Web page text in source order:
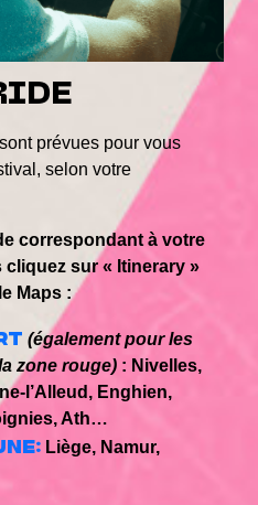
sont prévues pour vous
selon votre
correspondant à votre
sur « Itinerary »
Maps :
(également pour les
zone rouge) : Nivelles,
l’Alleud, Enghien,
Ath…
Liège, Namur,